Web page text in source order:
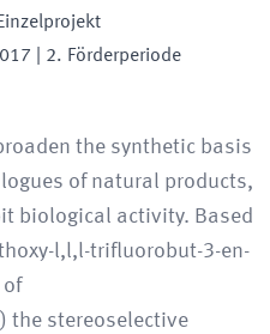
| 2. Förderperiode
the synthetic basis
of natural products,
biological activity. Based
l,l,l-trifluorobut-3-en-
of
the stereoselective